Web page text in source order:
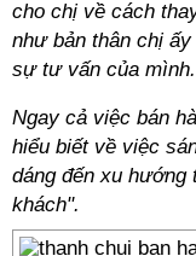
cho chị về cách
như bản thân chị
sự tư vấn của mình.
Ngay cả việc bán
hiểu biết về việc
dáng đến xu hướng
khách".